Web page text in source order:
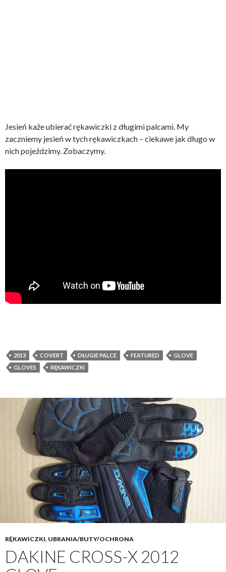
Jesień każe ubierać rękawiczki z długimi palcami. My
zaczniemy jesień w tych rękawiczkach – ciekawe jak długo w
nich pojeździmy. Zobaczymy.
2013 COVERT DŁUGIE PALCE FEATURED
GLOVE
GLOVES
RĘKAWICZKI
RĘKAWICZKI, UBRANIA/BUTY/OCHRONA
DAKINE CROSS-X 2012